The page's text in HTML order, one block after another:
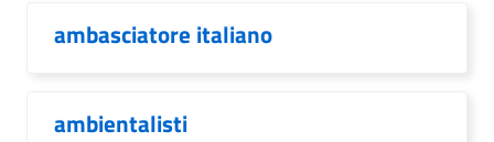
ambasciatore italiano
ambientalisti